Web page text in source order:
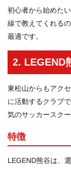
初心者から始めた
線で教えてくれる
最適です。
2. LEGEND
東松山からもアク
に活動するクラブ
気のサッカースクー
特徴
LEGEND熊谷は、